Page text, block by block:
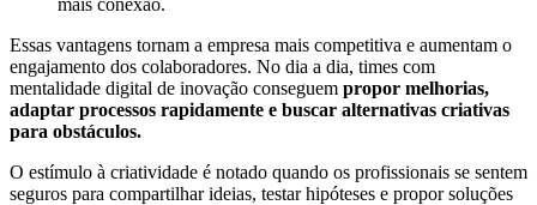
Essas vantagens tornam a empresa mais competitiva e aumentam o
engajamento dos colaboradores. No dia a dia, times com
mentalidade digital de inovação conseguem propor melhorias,
adaptar processos rapidamente e buscar alternativas criativas
para obstáculos.
O estímulo à criatividade é notado quando os profissionais se sentem
seguros para compartilhar ideias, testar hipóteses e propor soluções